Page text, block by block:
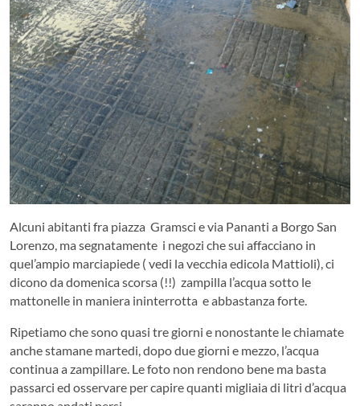
Alcuni abitanti fra piazza Gramsci e via Pananti a Borgo San
Lorenzo, ma segnatamente i negozi che sui affacciano in
quel’ampio marciapiede ( vedi la vecchia edicola Mattioli), ci
dicono da domenica scorsa (!!) zampilla l’acqua sotto le
mattonelle in maniera ininterrotta e abbastanza forte.
Ripetiamo che sono quasi tre giorni e nonostante le chiamate
anche stamane martedi, dopo due giorni e mezzo, l’acqua
continua a zampillare. Le foto non rendono bene ma basta
passarci ed osservare per capire quanti migliaia di litri d’acqua